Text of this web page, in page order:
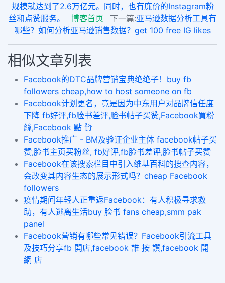
规模就达到了2.6万亿元。同时，也有廉价的Instagram粉
丝和点赞服务。
博客首页 下一篇:亚马逊数据分析工具有
哪些？如何分析亚马逊销售数据？get 100 free IG likes
相似文章列表
Facebook的DTC品牌营销宝典绝绝子！buy fb
followers cheap,how to host someone on fb
​Facebook计划更名，竟是因为中东用户对品牌信任度
下降 fb好评,fb脸书差评,脸书帖子买赞,Facebook買粉
絲,Facebook 點 贊
Facebook推广 - BM及验证企业主体 facebook帖子买
赞,脸书主页买粉丝, fb好评,fb脸书差评,脸书帖子买赞
Facebook在该搜索栏目中引入维基百科的搜查内容，
会改变其内容生态的展示形式吗？cheap Facebook
followers
疫情期间年轻人正重返Facebook：有人积极寻求救
助，有人逃离生活buy 脸书 fans cheap,smm pak
panel
Facebook营销有哪些常见错误？Facebook引流工具
及技巧分享fb 開店,facebook 誰 按 讚,facebook 開
網 店